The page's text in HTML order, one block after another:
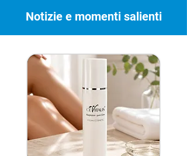
Notizie e momenti salienti